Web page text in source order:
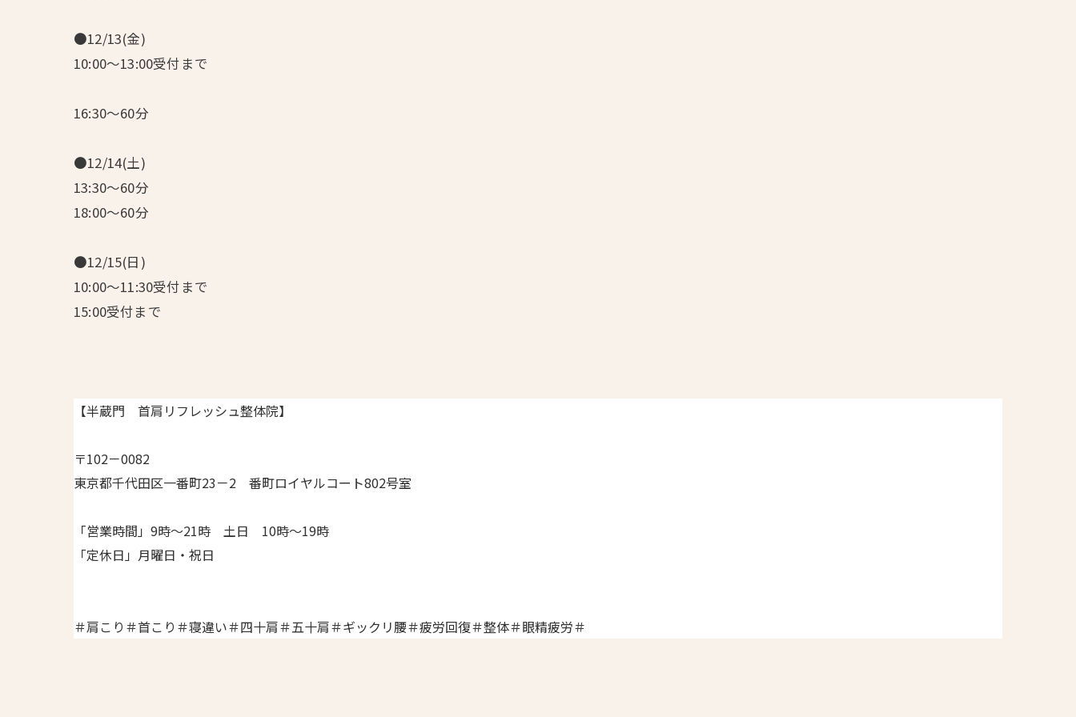
●12/13(金)
10:00～13:00受付まで
16:30～60分
●12/14(土)
13:30～60分
18:00～60分
●12/15(日)
10:00～11:30受付まで
15:00受付まで
【半蔵門 首肩リフレッシュ整体院】
〒102－0082
東京都千代田区一番町23－2 番町ロイヤルコート802号室
「営業時間」9時～21時 土日 10時～19時
「定休日」月曜日・祝日
＃肩こり＃首こり＃寝違い＃四十肩＃五十肩＃ギックリ腰＃疲労回復＃整体＃眼精疲労＃